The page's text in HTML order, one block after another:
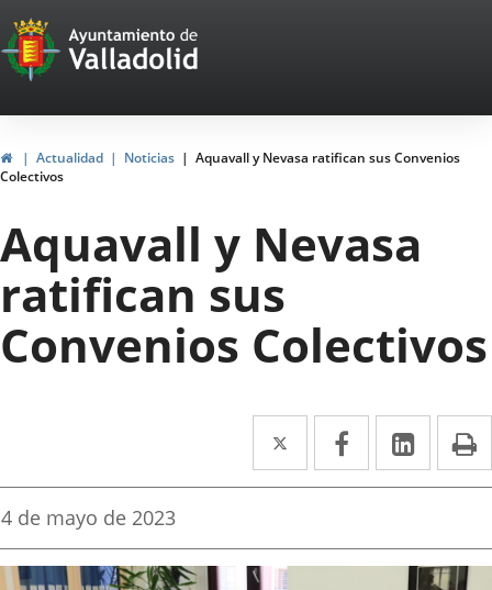
Portal
Web
del
Ayuntamiento
de
Valladolid
InicioActualidad Noticias
Aquavall y Nevasa ratifican sus Convenios
Colectivos
Aquavall y Nevasa
ratifican sus
Convenios Colectivos
Twitter
Enlace
a
aplicación
Facebook
Enlace
a
aplicación
Enlace
a
Fecha
la
noticia
4 de mayo de 2023